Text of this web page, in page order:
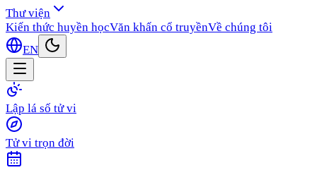
Thư viện
Kiến thức huyền họcVăn khấn cổ truyềnVề chúng tôi
EN
Lập lá số tử vi
Tử vi trọn đời